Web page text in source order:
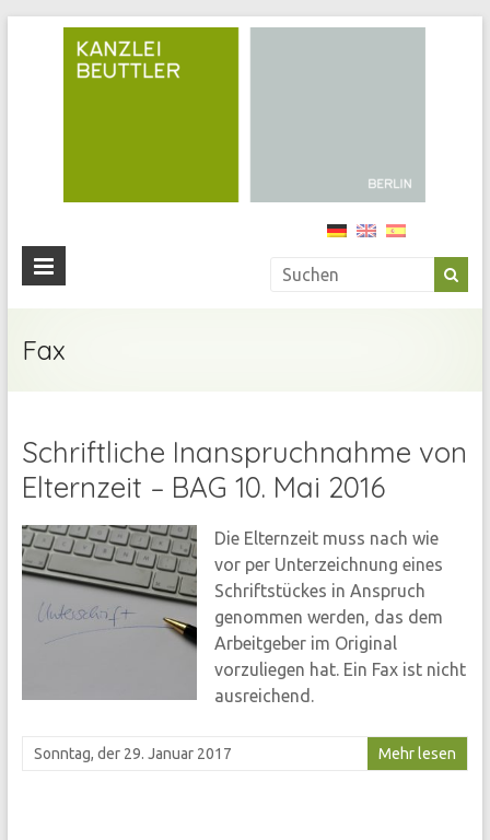
Fax
Schriftliche Inanspruchnahme von
Elternzeit – BAG 10. Mai 2016
Die Elternzeit muss nach wie
vor per Unterzeichnung eines
Schriftstückes in Anspruch
genommen werden, das dem
Arbeitgeber im Original
vorzuliegen hat. Ein Fax ist nicht
ausreichend.
Sonntag, der 29. Januar 2017 Mehr lesen